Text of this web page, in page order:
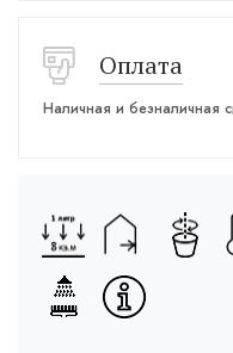
Оплата
Наличная и безналичная